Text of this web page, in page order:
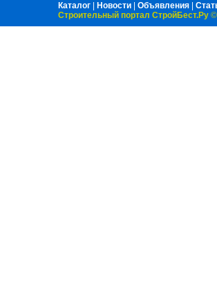
Каталог Новости Объявления
Строительный портал СтройБест.Ру